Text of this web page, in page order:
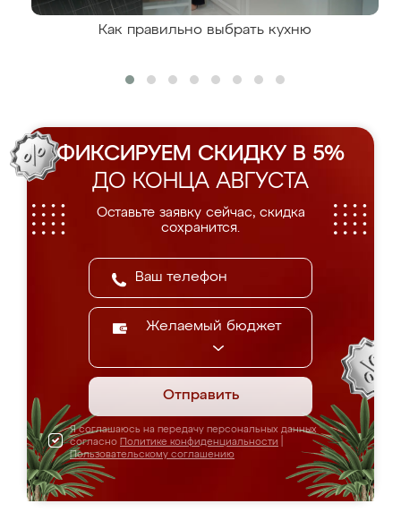
Как правильно выбрать кухню
ФИКСИРУЕМ СКИДКУ В 5%
ДО КОНЦА АВГУСТА
Оставьте заявку сейчас, скидка
сохранится.
Желаемый бюджет
Отправить
Я соглашаюсь на передачу персональных данных
согласно Политике конфиденциальности
Пользовательскому соглашению